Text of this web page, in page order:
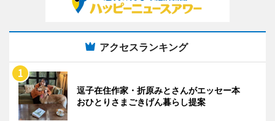
アクセスランキング
逗子在住作家・折原みとさんがエッセー本
おひとりさまごきげん暮らし提案